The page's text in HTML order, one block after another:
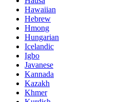
Hawaiian
Hebrew
Hmong
Hungarian
Icelandic
Igbo
Javanese
Kannada
Kazakh
Khmer